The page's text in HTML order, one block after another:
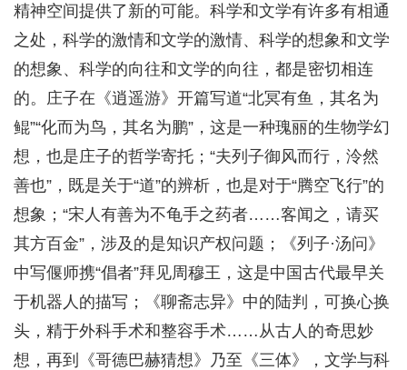
精神空间提供了新的可能。科学和文学有许多有相通
之处，科学的激情和文学的激情、科学的想象和文学
的想象、科学的向往和文学的向往，都是密切相连
的。庄子在《逍遥游》开篇写道“北冥有鱼，其名为
鲲”“化而为鸟，其名为鹏”，这是一种瑰丽的生物学幻
想，也是庄子的哲学寄托；“夫列子御风而行，泠然
善也”，既是关于“道”的辨析，也是对于“腾空飞行”的
想象；“宋人有善为不龟手之药者……客闻之，请买
其方百金”，涉及的是知识产权问题；《列子·汤问》
中写偃师携“倡者”拜见周穆王，这是中国古代最早关
于机器人的描写；《聊斋志异》中的陆判，可换心换
头，精于外科手术和整容手术……从古人的奇思妙
想，再到《哥德巴赫猜想》乃至《三体》，文学与科